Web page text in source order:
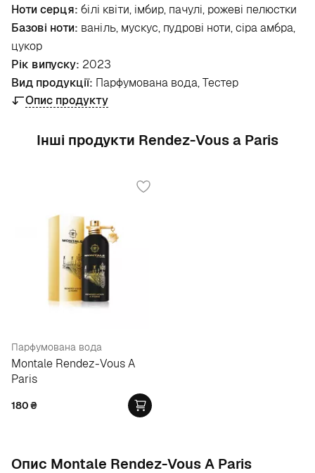
Ноти серця: білі квіти, імбир, пачулі, рожеві пелюстки
Базові ноти: ваніль, мускус, пудрові ноти, сіра амбра,
цукор
Рік випуску: 2023
Вид продукції: Парфумована вода, Тестер
Опис продукту
Інші продукти Rendez-Vous a Paris
Парфумована вода
Montale Rendez-Vous A
Paris
180₴
Опис Montale Rendez-Vous A Paris